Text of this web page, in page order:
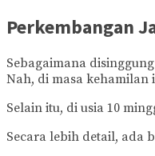
Perkembangan
Sebagaimana
Nah, di masa kehamilan
Selain itu, di usia 10
Secara lebih detail, ada